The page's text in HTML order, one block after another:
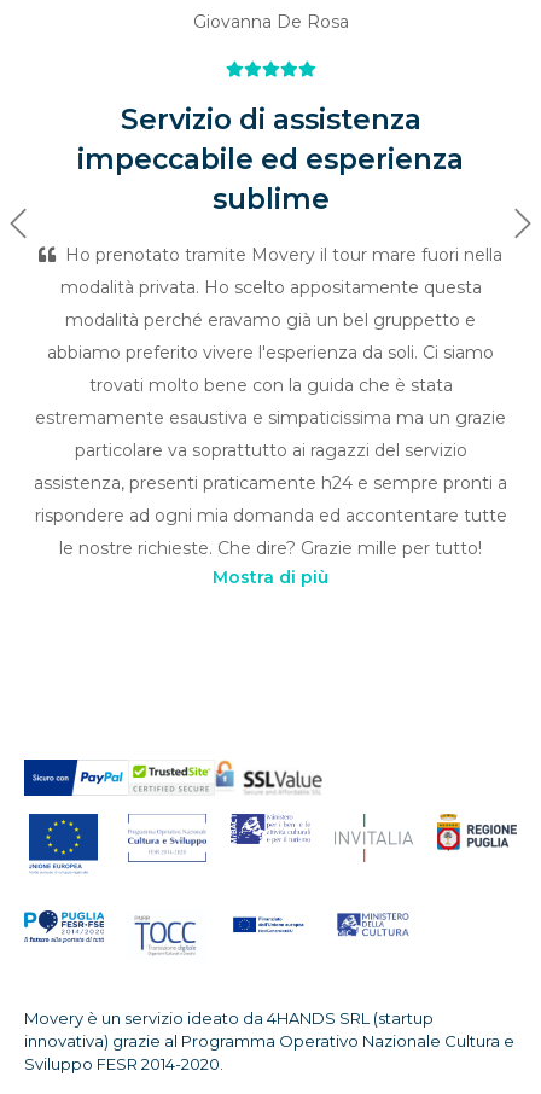
Giovanna De Rosa
Servizio di assistenza
impeccabile ed esperienza
sublime
Ho prenotato tramite Movery il tour mare fuori nella
modalità privata. Ho scelto appositamente questa
modalità perché eravamo già un bel gruppetto e
abbiamo preferito vivere l'esperienza da soli. Ci siamo
trovati molto bene con la guida che è stata
estremamente esaustiva e simpaticissima ma un grazie
particolare va soprattutto ai ragazzi del servizio
assistenza, presenti praticamente h24 e sempre pronti a
rispondere ad ogni mia domanda ed accontentare tutte
le nostre richieste. Che dire? Grazie mille per tutto!
Previous
Mostra di più
Movery è un servizio ideato da 4HANDS SRL (startup
innovativa) grazie al Programma Operativo Nazionale Cultura e
Sviluppo FESR 2014-2020.